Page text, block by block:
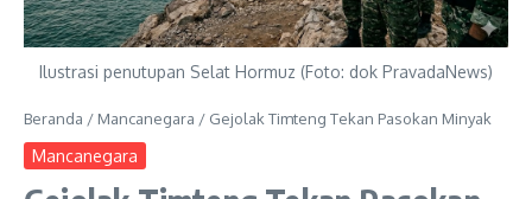
Ilustrasi penutupan Selat Hormuz (Foto: dok PravadaNews)
Beranda / Mancanegara / Gejolak Timteng Tekan Pasokan Minyak
Mancanegara